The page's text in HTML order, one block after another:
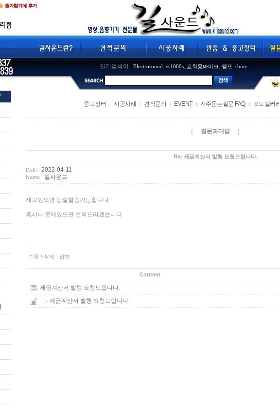
인기검색어 : Electrosound, es1000s, 교회용마이크, 앰프, shure
중고장터 시공사례 견적문의 EVENT 자주묻는질문 FAQ 포토갤러리
[ 질문과대답 ]
Re: 세금계산서 발행 요청드립니다.
Date : 2022-04-11
Name : 길사운드
재고있으면 당일발송가능합니다
혹시나 문제있으면 연락드리겠습니다
수정 삭제 답변
Content
세금계산서 발행 요청드립니다.
세금계산서 발행 요청드립니다.